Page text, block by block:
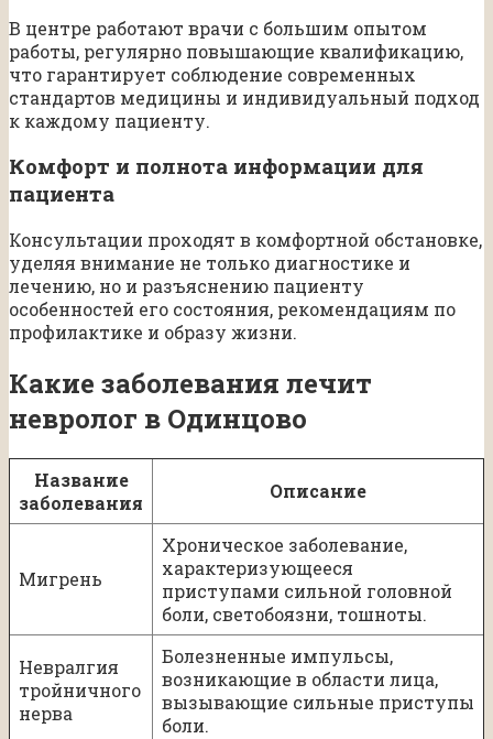
В центре работают врачи с большим опытом
работы, регулярно повышающие квалификацию,
что гарантирует соблюдение современных
стандартов медицины и индивидуальный подход
к каждому пациенту.
Комфорт и полнота информации для
пациента
Консультации проходят в комфортной обстановке,
уделяя внимание не только диагностике и
лечению, но и разъяснению пациенту
особенностей его состояния, рекомендациям по
профилактике и образу жизни.
Какие заболевания лечит
невролог в Одинцово
Название
заболевания
Описание
Мигрень
Хроническое заболевание,
характеризующееся
приступами сильной головной
боли, светобоязни, тошноты.
Невралгия
тройничного
нерва
Болезненные импульсы,
возникающие в области лица,
вызывающие сильные приступы
боли.